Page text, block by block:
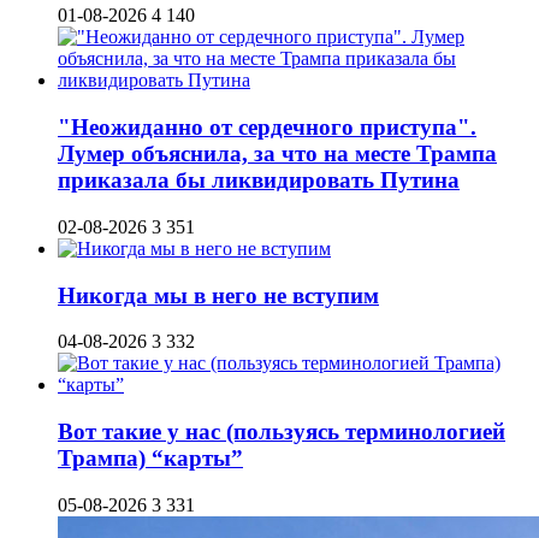
01-08-2026 4 140
"Неожиданно от сердечного приступа".
Лумер объяснила, за что на месте Трампа
приказала бы ликвидировать Путина
02-08-2026 3 351
Никогда мы в него не вступим
04-08-2026 3 332
Вот такие у нас (пользуясь терминологией
Трампа) “карты”
05-08-2026 3 331